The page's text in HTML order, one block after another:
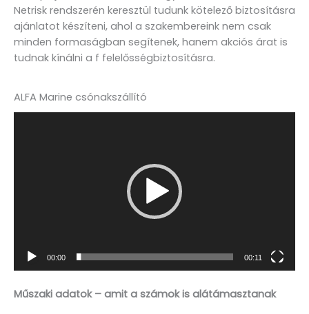
Netrisk rendszerén keresztül tudunk kötelező biztosításra
ajánlatot készíteni, ahol a szakembereink nem csak
minden formaságban segítenek, hanem akciós árat is
tudnak kínálni a f felelősségbiztosításra.
ALFA Marine csónakszállító
00:00 00:11
Műszaki adatok – amit a számok is alátámasztanak